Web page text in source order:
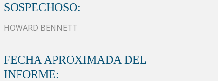
SOSPECHOSO:
HOWARD BENNETT
FECHA APROXIMADA DEL
INFORME: